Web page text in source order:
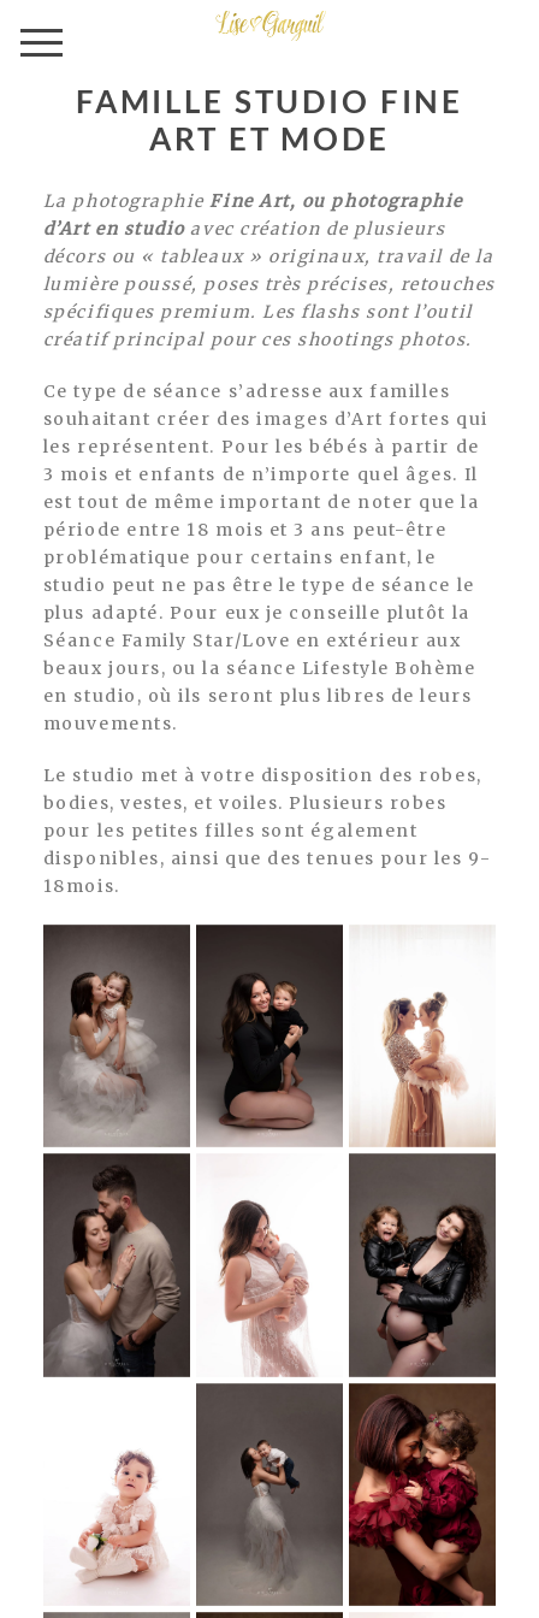
FAMILLE STUDIO FINE
ART ET MODE
La photographieFine Art, ou photographie
d’Art en studioavec création de plusieurs
décors ou « tableaux » originaux, travail de la
lumière poussé, poses très précises, retouches
spécifiques premium. Les flashs sont l’outil
créatif principal pour ces shootings photos.
Ce type de séance s’adresse aux familles
souhaitant créer des images d’Art fortes qui
les représentent. Pour les bébés à partir de
3 mois et enfants de n’importe quel âges. Il
est tout de même important de noter que la
période entre 18 mois et 3 ans peut-être
problématique pour certains enfant, le
studio peut ne pas être le type de séance le
plus adapté. Pour eux je conseille plutôt la
Séance Family Star/Love en extérieur aux
beaux jours, ou la séance Lifestyle Bohème
en studio, où ils seront plus libres de leurs
mouvements.
Le studio met à votre disposition des robes,
bodies, vestes, et voiles. Plusieurs robes
pour les petites filles sont également
disponibles, ainsi que des tenues pour les 9-
18mois.